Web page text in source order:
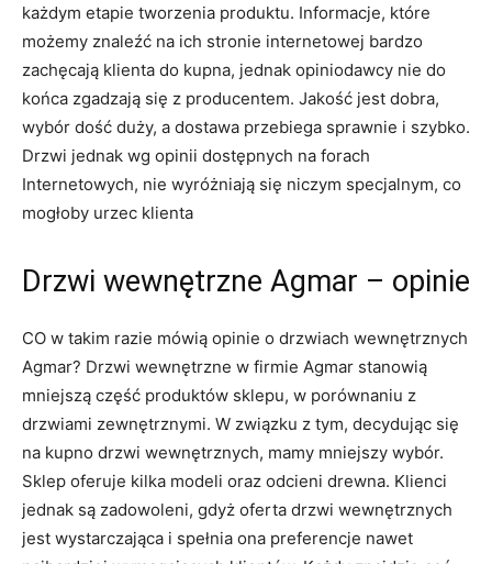
każdym etapie tworzenia produktu. Informacje, które
możemy znaleźć na ich stronie internetowej bardzo
zachęcają klienta do kupna, jednak opiniodawcy nie do
końca zgadzają się z producentem. Jakość jest dobra,
wybór dość duży, a dostawa przebiega sprawnie i szybko.
Drzwi jednak wg opinii dostępnych na forach
Internetowych, nie wyróżniają się niczym specjalnym, co
mogłoby urzec klienta
Drzwi wewnętrzne Agmar – opinie
CO w takim razie mówią opinie o drzwiach wewnętrznych
Agmar? Drzwi wewnętrzne w firmie Agmar stanowią
mniejszą część produktów sklepu, w porównaniu z
drzwiami zewnętrznymi. W związku z tym, decydując się
na kupno drzwi wewnętrznych, mamy mniejszy wybór.
Sklep oferuje kilka modeli oraz odcieni drewna. Klienci
jednak są zadowoleni, gdyż oferta drzwi wewnętrznych
jest wystarczająca i spełnia ona preferencje nawet